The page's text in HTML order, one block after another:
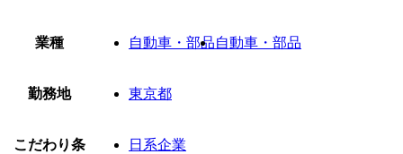
業種 自動車・部品自動車・部品
勤務地 東京都
こだわり条
日系企業